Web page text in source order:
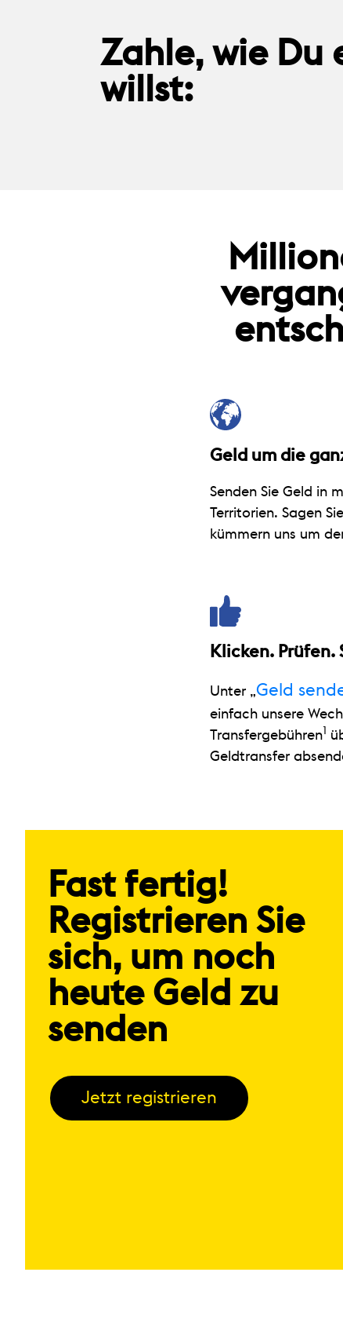
Zahle, wie Du
willst:
Geld um die
Senden Sie Geld in
Territorien. Sagen
kümmern uns um
Klicken. Prüfen.
Unter „ Geld
einfach unsere
Transfergebühren1
Geldtransfer
Fast fertig!
Registrieren Sie
sich, um noch
heute Geld zu
senden
Jetzt registrieren